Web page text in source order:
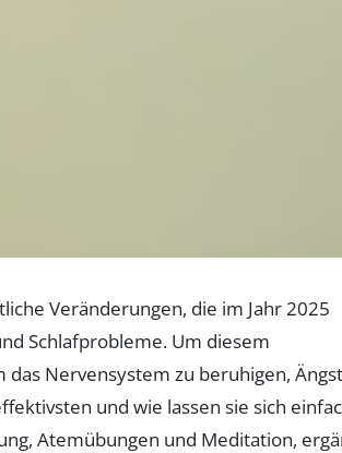
Veränderungen, die im Jahr 2025
Schlafprobleme. Um diesem
Nervensystem zu beruhigen,
und wie lassen sie sich
Atemübungen und Meditation,